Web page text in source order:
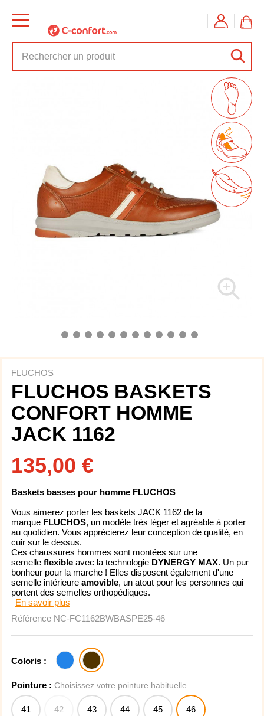
FLUCHOS
FLUCHOS BASKETS
CONFORT HOMME
JACK 1162
135,00 €
Baskets basses pour homme FLUCHOS
Vous aimerez porter les baskets JACK 1162 de la
marque FLUCHOS, un modèle très léger et agréable à porter
au quotidien. Vous apprécierez leur conception de qualité, en
cuir sur le dessus.
Ces chaussures hommes sont montées sur une
semelle flexible avec la technologie DYNERGY MAX. Un pur
bonheur pour la marche ! Elles disposent également d'une
semelle intérieure amovible, un atout pour les personnes qui
portent des semelles orthopédiques.
En savoir plus
Référence NC-FC1162BWBASPE25-46
Coloris :
Pointure : Choisissez votre pointure habituelle
41 42 43 44 45 46